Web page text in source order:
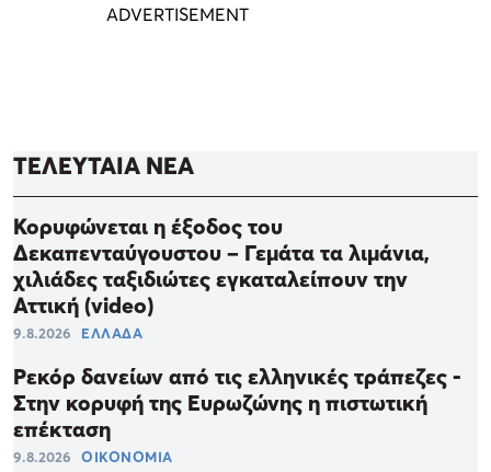
ΤΕΛΕΥΤΑΙΑ ΝΕΑ
Κορυφώνεται η έξοδος του
Δεκαπενταύγουστου – Γεμάτα τα λιμάνια,
χιλιάδες ταξιδιώτες εγκαταλείπουν την
Αττική (video)
9.8.2026 ΕΛΛΑΔΑ
Ρεκόρ δανείων από τις ελληνικές τράπεζες -
Στην κορυφή της Ευρωζώνης η πιστωτική
επέκταση
9.8.2026 ΟΙΚΟΝΟΜΙΑ